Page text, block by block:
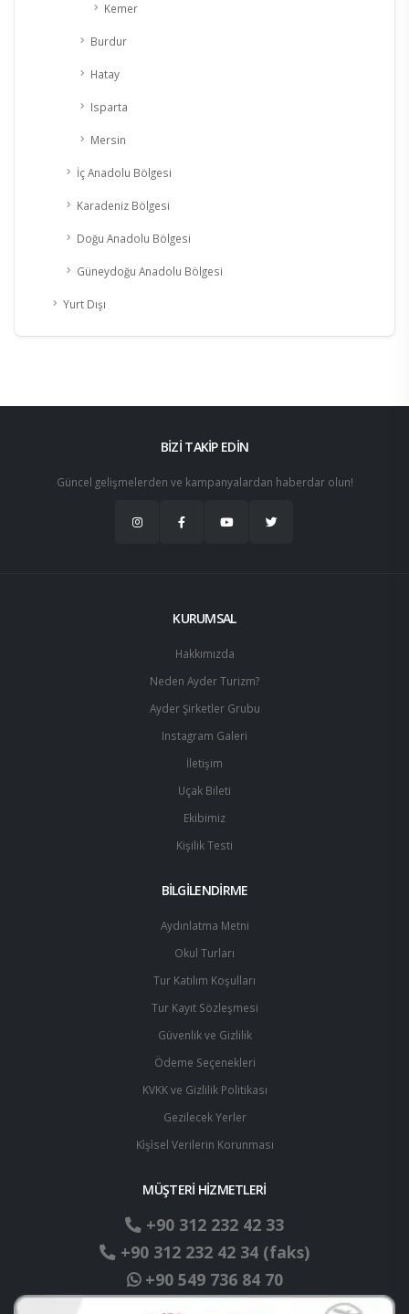
Kemer
Burdur
Hatay
Isparta
Mersin
İç Anadolu Bölgesi
Karadeniz Bölgesi
Doğu Anadolu Bölgesi
Güneydoğu Anadolu Bölgesi
Yurt Dışı
BİZİ TAKİP EDİN
Güncel gelişmelerden ve kampanyalardan haberdar olun!
KURUMSAL
Hakkımızda
Neden Ayder Turizm?
Ayder Şirketler Grubu
Instagram Galeri
İletişim
Uçak Bileti
Ekibimiz
Kişilik Testi
BİLGİLENDİRME
Aydınlatma Metni
Okul Turları
Tur Katılım Koşulları
Tur Kayıt Sözleşmesi
Güvenlik ve Gizlilik
Ödeme Seçenekleri
KVKK ve Gizlilik Politikası
Gezilecek Yerler
Ki̇şi̇sel Verilerin Korunması
MÜŞTERİ HİZMETLERİ
+90 312 232 42 33
+90 312 232 42 34 (faks)
+90 549 736 84 70